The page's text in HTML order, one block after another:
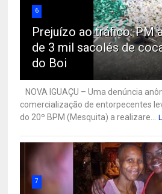
6
Prejuízo ao tráfico: PM
de 3 mil sacolés de
do Boi
NOVA IGUAÇU – Uma denúncia
comercialização de entorpecentes
do 20º BPM (Mesquita) a realizare...
7